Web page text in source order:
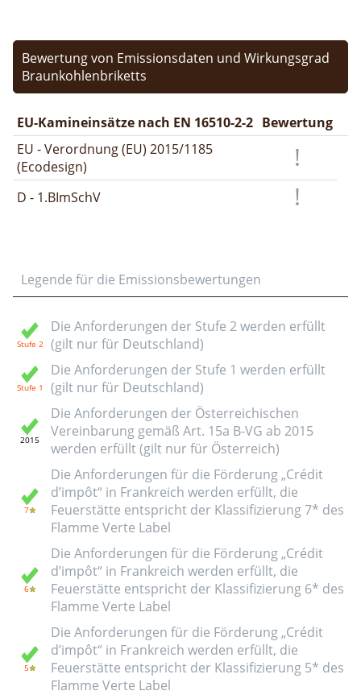
Bewertung von Emissionsdaten und Wirkungsgrad
Braunkohlenbriketts
EU-Kamineinsätze nach EN 16510-2-2 Bewertung
EU - Verordnung (EU) 2015/1185
(Ecodesign)
D - 1.BImSchV
Legende für die Emissionsbewertungen
Die Anforderungen der Stufe 2 werden erfüllt
(gilt nur für Deutschland)
Die Anforderungen der Stufe 1 werden erfüllt
(gilt nur für Deutschland)
Die Anforderungen der Österreichischen
Vereinbarung gemäß Art. 15a B-VG ab 2015
werden erfüllt (gilt nur für Österreich)
Die Anforderungen für die Förderung „Crédit
d’impôt“ in Frankreich werden erfüllt, die
Feuerstätte entspricht der Klassifizierung 7* des
Flamme Verte Label
Die Anforderungen für die Förderung „Crédit
d’impôt“ in Frankreich werden erfüllt, die
Feuerstätte entspricht der Klassifizierung 6* des
Flamme Verte Label
Die Anforderungen für die Förderung „Crédit
d’impôt“ in Frankreich werden erfüllt, die
Feuerstätte entspricht der Klassifizierung 5* des
Flamme Verte Label